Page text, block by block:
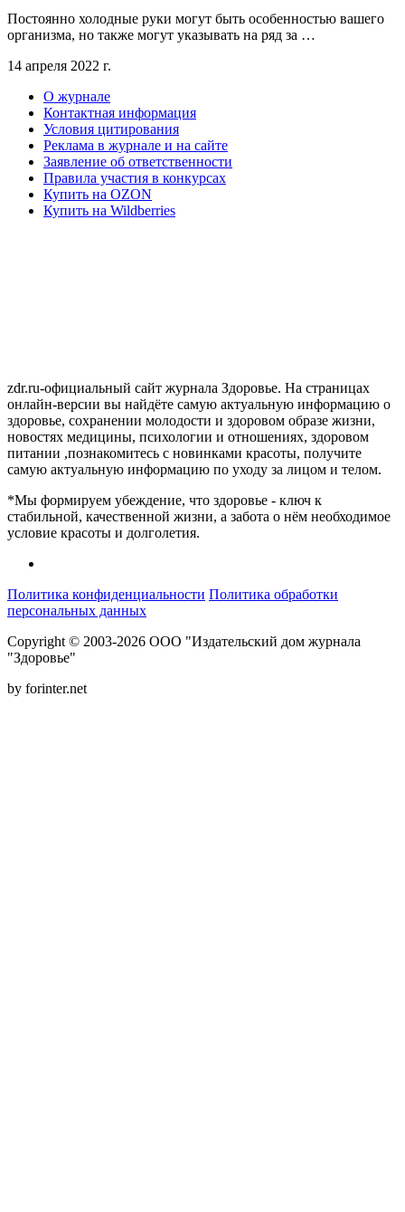
Постоянно холодные руки могут быть особенностью вашего
организма, но также могут указывать на ряд за …
14 апреля 2022 г.
О журнале
Контактная информация
Условия цитирования
Реклама в журнале и на сайте
Заявление об ответственности
Правила участия в конкурсах
Купить на OZON
Купить на Wildberries
zdr.ru-официальный сайт журнала Здоровье. На страницах
онлайн-версии вы найдёте самую актуальную информацию о
здоровье, сохранении молодости и здоровом образе жизни,
новостях медицины, психологии и отношениях, здоровом
питании ,познакомитесь с новинками красоты, получите
самую актуальную информацию по уходу за лицом и телом.
*Мы формируем убеждение, что здоровье - ключ к
стабильной, качественной жизни, а забота о нём необходимое
условие красоты и долголетия.
Политика конфиденциальности Политика обработки
персональных данных
Copyright © 2003-2026 ООО "Издательский дом журнала
"Здоровье"
by forinter.net